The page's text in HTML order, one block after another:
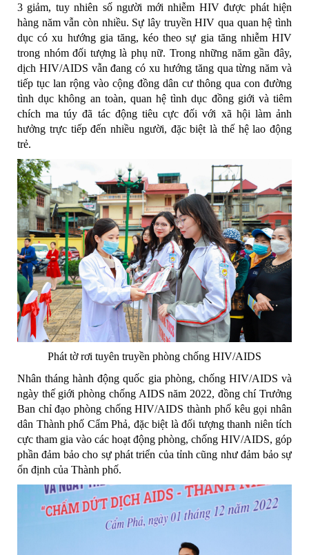
3 giảm, tuy nhiên số người mới nhiễm HIV được phát hiện
hàng năm vẫn còn nhiều. Sự lây truyền HIV qua quan hệ tình
dục có xu hướng gia tăng, kéo theo sự gia tăng nhiễm HIV
trong nhóm đối tượng là phụ nữ. Trong những năm gần đây,
dịch HIV/AIDS vẫn đang có xu hướng tăng qua từng năm và
tiếp tục lan rộng vào cộng đồng dân cư thông qua con đường
tình dục không an toàn, quan hệ tình dục đồng giới và tiêm
chích ma túy đã tác động tiêu cực đối với xã hội làm ảnh
hưởng trực tiếp đến nhiều người, đặc biệt là thế hệ lao động
trẻ.
Phát tờ rơi tuyên truyền phòng chống HIV/AIDS
Nhân tháng hành động quốc gia phòng, chống HIV/AIDS và
ngày thế giới phòng chống AIDS năm 2022, đồng chí Trưởng
Ban chỉ đạo phòng chống HIV/AIDS thành phố kêu gọi nhân
dân Thành phố Cẩm Phả, đặc biệt là đối tượng thanh niên tích
cực tham gia vào các hoạt động phòng, chống HIV/AIDS, góp
phần đảm bảo cho sự phát triển của tỉnh cũng như đảm bảo sự
ổn định của Thành phố.